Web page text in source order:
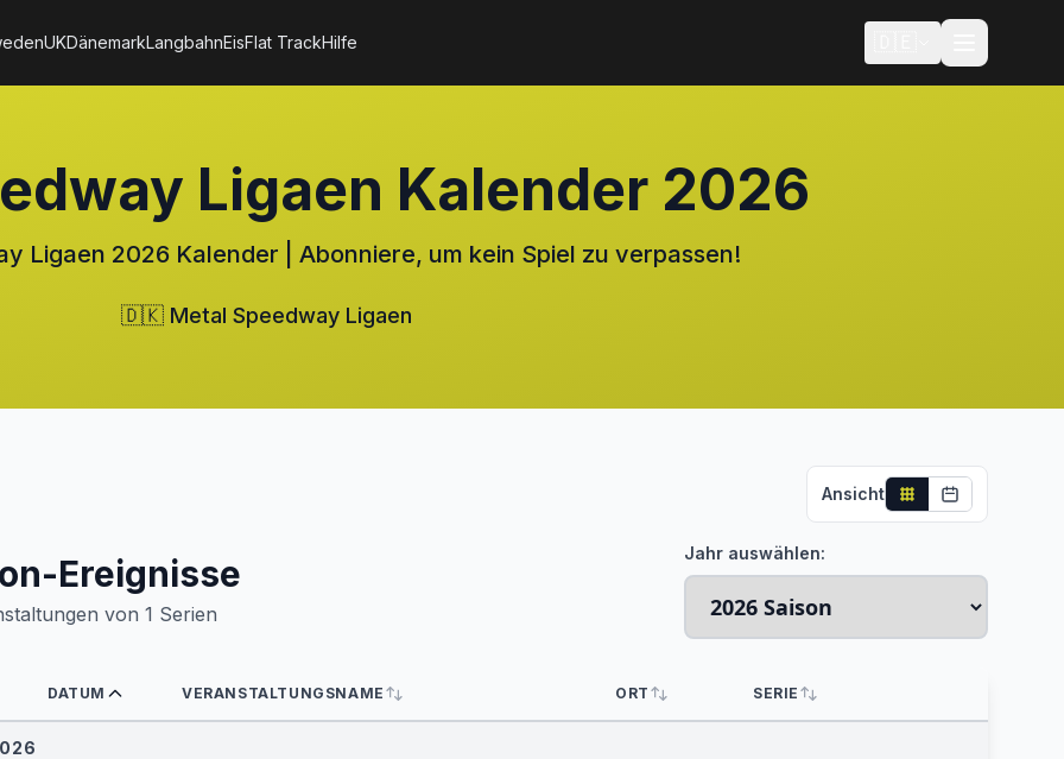
UKDänemarkLangbahnEisFlat TrackHilfe
Ligaen Kalender 2026
Ligaen 2026 Kalender | Abonniere, um kein Spiel zu verpassen!
🇩🇰 Metal Speedway Ligaen
Ansicht
Ereignisse
von 1 Serien
Jahr auswählen:
DATUM VERANSTALTUNGSNAME ORT SERIE